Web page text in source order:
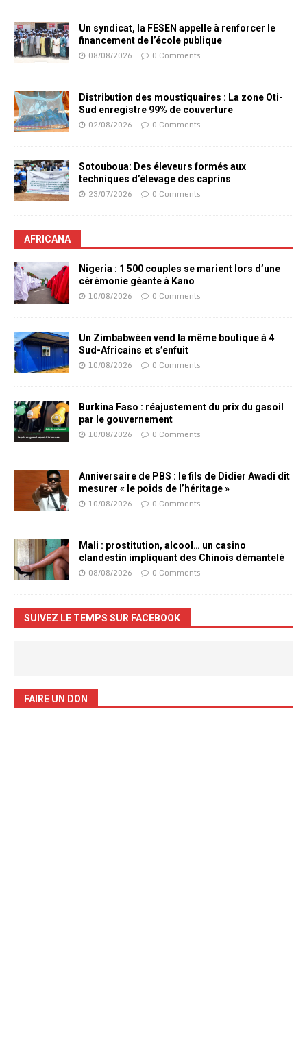
Un syndicat, la FESEN appelle à renforcer le
financement de l’école publique
08/08/2026 0 Comments
Distribution des moustiquaires : La zone Oti-
Sud enregistre 99% de couverture
02/08/2026 0 Comments
Sotouboua: Des éleveurs formés aux
techniques d’élevage des caprins
23/07/2026 0 Comments
AFRICANA
Nigeria : 1 500 couples se marient lors d’une
cérémonie géante à Kano
10/08/2026 0 Comments
Un Zimbabwéen vend la même boutique à 4
Sud-Africains et s’enfuit
10/08/2026 0 Comments
Burkina Faso : réajustement du prix du gasoil
par le gouvernement
10/08/2026 0 Comments
Anniversaire de PBS : le fils de Didier Awadi dit
mesurer « le poids de l’héritage »
10/08/2026 0 Comments
Mali : prostitution, alcool… un casino
clandestin impliquant des Chinois démantelé
08/08/2026 0 Comments
SUIVEZ LE TEMPS SUR FACEBOOK
FAIRE UN DON